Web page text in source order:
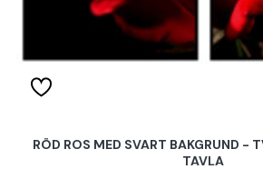
RÖD ROS MED SVART BAKGRUND -
TAVLA